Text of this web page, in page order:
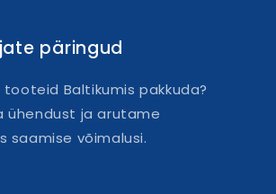
päringud
tooteid Baltikumis pakkuda?
ühendust ja arutame
saamise võimalusi.